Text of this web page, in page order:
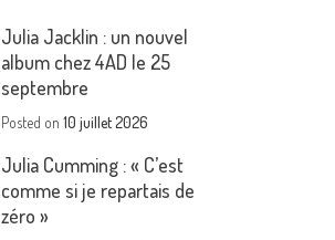
Julia Jacklin : un nouvel
album chez 4AD le 25
septembre
Posted on10 juillet 2026
Julia Cumming : « C’est
comme si je repartais de
zéro »